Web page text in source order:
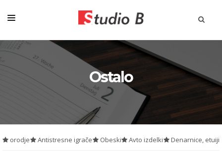
KATALOGI
PISALA
STROJI
AKCIJA
Ostalo
orodje Antistresne igrače Obeski Avto izdelki Denarnice, etuiji